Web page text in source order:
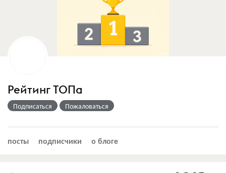
Рейтинг ТОПа
Подписаться Пожаловаться
посты подписчики о блоге